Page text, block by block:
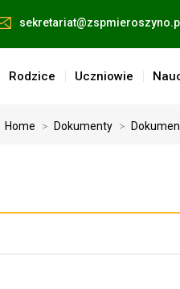
sekretariat@zspmieroszyno.pl
Rodzice Uczniowie
Home > Dokumenty >